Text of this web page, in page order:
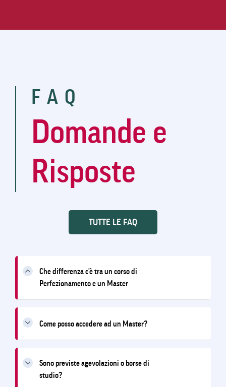
FAQ
Domande e
Risposte
TUTTE LE FAQ
Che differenza c'è tra un corso di
Perfezionamento e un Master
Come posso accedere ad un Master?
Sono previste agevolazioni o borse di
studio?